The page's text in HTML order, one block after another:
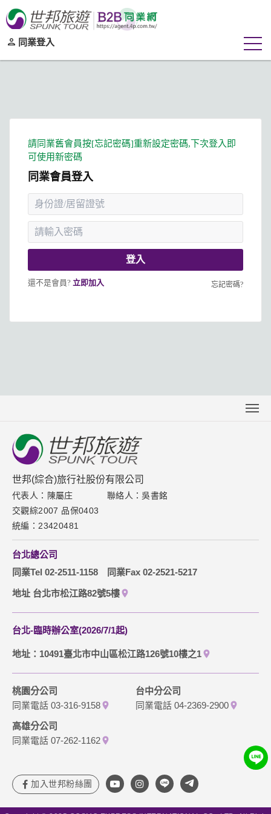
同業登入
同業會員登入
登入
還不是會員? 立即加入 忘記密碼?
聯絡我們
下載專區
取消訂單說明
隱私權保護政策
世邦(綜合)旅行社股份有限公司
代表人：陳屬庄
聯絡人：吳書銘
交觀綜2007 品保0403
統編：23420481
台北總公司
同業Tel 02-2511-1158
同業Fax 02-2521-5217
地址 台北市松江路82號5樓
台北-臨時辦公室(2026/7/1起)
地址：10491臺北市中山區松江路126號10樓之1
桃園分公司
同業電話 03-316-9158
台中分公司
同業電話 04-2369-2900
高雄分公司
同業電話 07-262-1162